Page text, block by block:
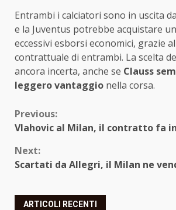
Entrambi i calciatori sono in uscita
e la Juventus potrebbe acquistare
eccessivi esborsi economici, grazie
contrattuale di entrambi. La scelta
ancora incerta, anche se Clauss
leggero vantaggio nella corsa.
Continue
Previous:
Vlahovic al Milan, il contratto fa
Next:
Scartati da Allegri, il Milan ne
ARTICOLI RECENTI